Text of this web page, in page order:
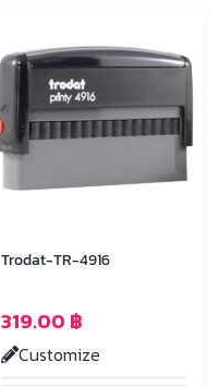
Trodat-TR-4916
319.00 ฿
Customize